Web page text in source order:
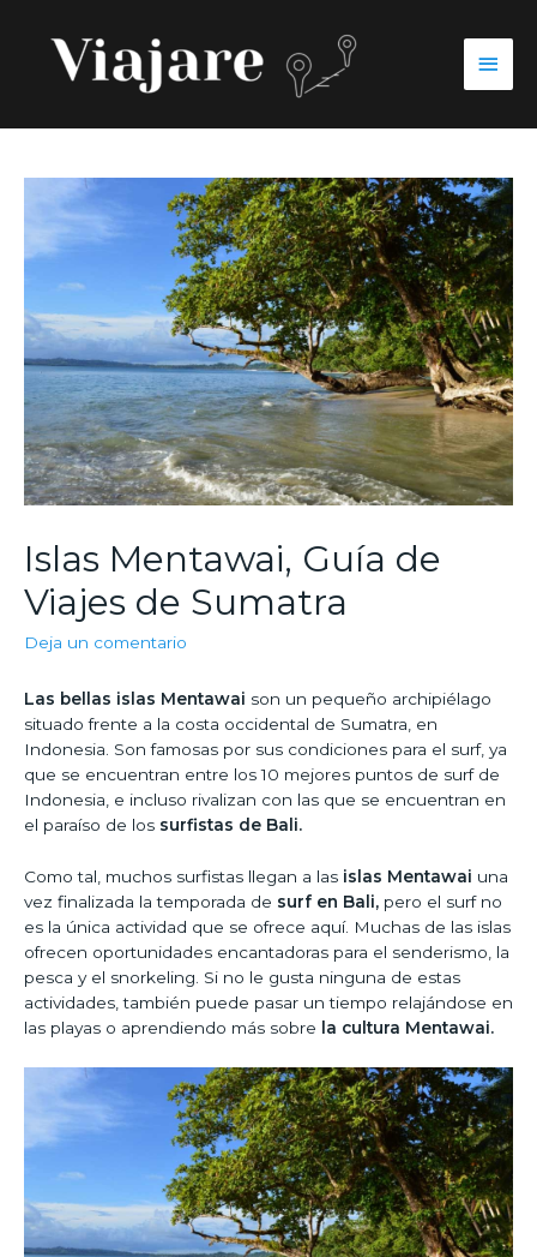
Islas Mentawai, Guía de
Viajes de Sumatra
Deja un comentario
Las bellas islas Mentawai son un pequeño archipiélago
situado frente a la costa occidental de Sumatra, en
Indonesia. Son famosas por sus condiciones para el surf, ya
que se encuentran entre los 10 mejores puntos de surf de
Indonesia, e incluso rivalizan con las que se encuentran en
el paraíso de los surfistas de Bali.
Como tal, muchos surfistas llegan a las islas Mentawai una
vez finalizada la temporada de surf en Bali, pero el surf no
es la única actividad que se ofrece aquí. Muchas de las islas
ofrecen oportunidades encantadoras para el senderismo, la
pesca y el snorkeling. Si no le gusta ninguna de estas
actividades, también puede pasar un tiempo relajándose en
las playas o aprendiendo más sobre la cultura Mentawai.